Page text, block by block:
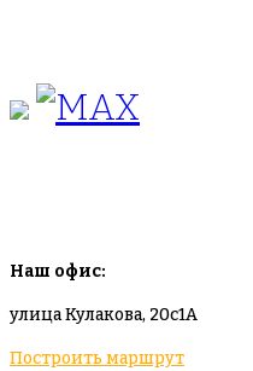
Наш офис:
улица Кулакова, 20с1А
Построить маршрут